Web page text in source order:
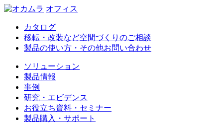
オフィス
カタログ
移転・改装など空間づくりのご相談
製品の使い方・その他お問い合わせ
ソリューション
製品情報
事例
研究・エビデンス
お役立ち資料・セミナー
製品購入・サポート